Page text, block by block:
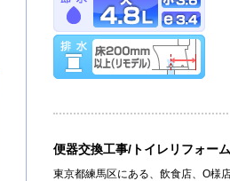
便器交換工事/トイレリフォーム
東京都練馬区にある、飲食店、O様